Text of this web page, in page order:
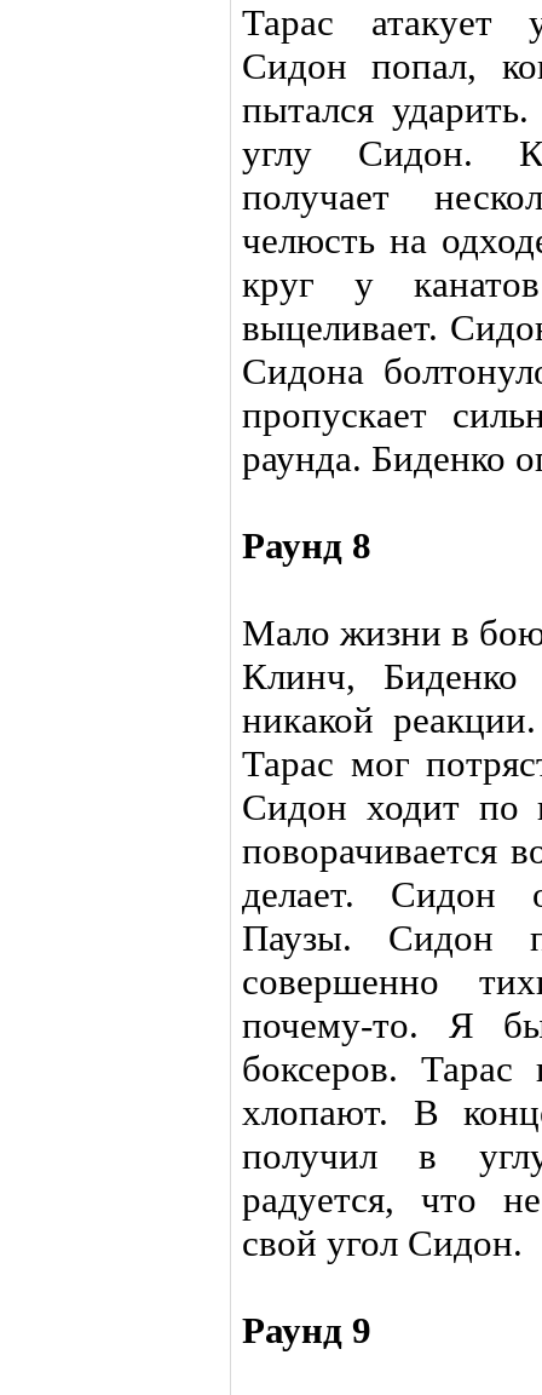
Тарас атакует
Сидон попал,
пытался
углу Сидон.
получает
челюсть на
круг у
выцеливает.
Сидона
пропускает
раунда. Биденко
Раунд 8
Мало жизни в
Клинч, Биденко
никакой
Тарас мог
Сидон ходит по
поворачивается
делает. Сидон
Паузы. Сидон
совершенно
почему-то. Я
боксеров.
хлопают. В
получил в
радуется, что
свой угол Сидон.
Раунд 9